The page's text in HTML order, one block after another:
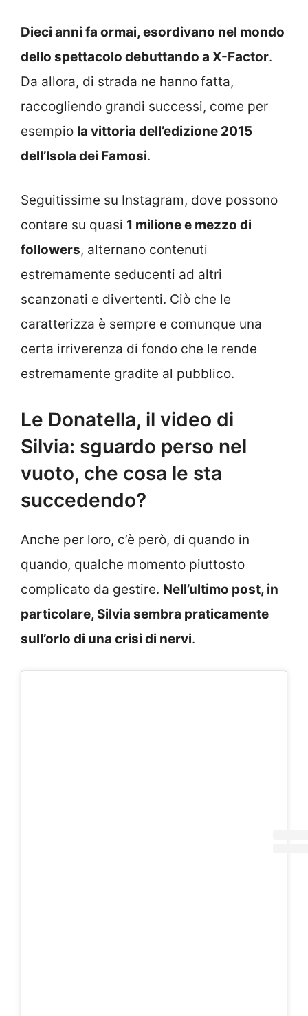
Dieci anni fa ormai, esordivano nel mondo
dello spettacolo debuttando a X-Factor.
Da allora, di strada ne hanno fatta,
raccogliendo grandi successi, come per
esempio la vittoria dell’edizione 2015
dell’Isola dei Famosi.
Seguitissime su Instagram, dove possono
contare su quasi 1 milione e mezzo di
followers, alternano contenuti
estremamente seducenti ad altri
scanzonati e divertenti. Ciò che le
caratterizza è sempre e comunque una
certa irriverenza di fondo che le rende
estremamente gradite al pubblico.
Le Donatella, il video di
Silvia: sguardo perso nel
vuoto, che cosa le sta
succedendo?
Anche per loro, c’è però, di quando in
quando, qualche momento piuttosto
complicato da gestire. Nell’ultimo post, in
particolare, Silvia sembra praticamente
sull’orlo di una crisi di nervi.